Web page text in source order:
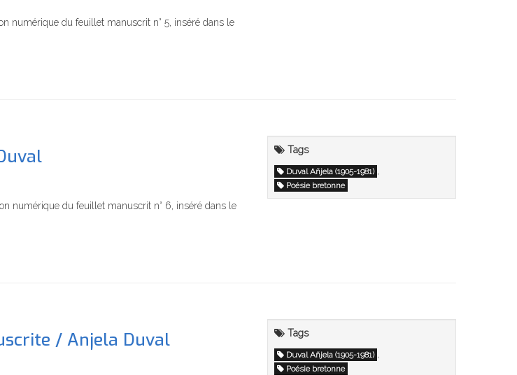
numérique du feuillet manuscrit n° 5, inséré dans le
numérique du feuillet manuscrit n° 6, inséré dans le
Tags
Duval Añjela (1905-1981) ,
Poésie bretonne
/ Anjela Duval Tags
Duval Añjela (1905-1981) ,
Poésie bretonne